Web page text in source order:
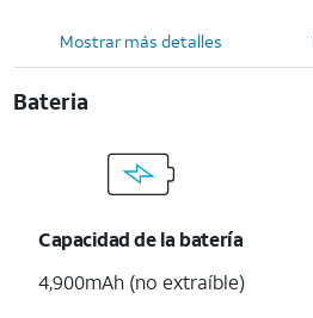
Mostrar más detalles
Bateria
Capacidad de la batería
4,900mAh (no extraíble)